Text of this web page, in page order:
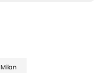
Milan